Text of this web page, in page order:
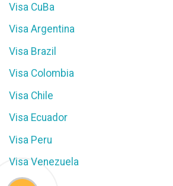
Visa CuBa
Visa Argentina
Visa Brazil
Visa Colombia
Visa Chile
Visa Ecuador
Visa Peru
Visa Venezuela